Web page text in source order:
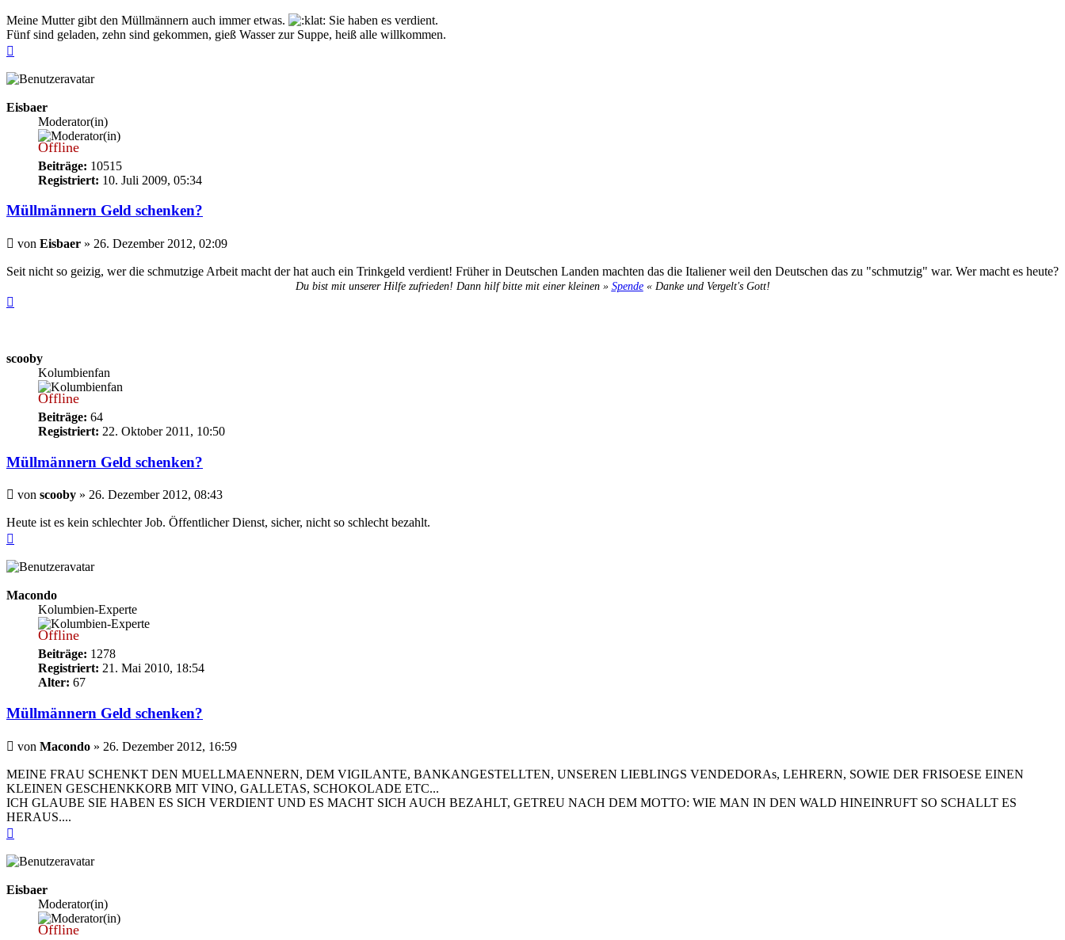
Meine Mutter gibt den Müllmännern auch immer etwas.
Sie haben es verdient.
Fünf sind geladen, zehn sind gekommen, gieß Wasser zur Suppe, heiß alle willkommen.
Eisbaer
Moderator(in)
Offline
Beiträge: 10515
Registriert: 10. Juli 2009, 05:34
Müllmännern Geld schenken?
Beitrag
von Eisbaer » 26. Dezember 2012, 02:09
Seit nicht so geizig, wer die schmutzige Arbeit macht der hat auch ein Trinkgeld verdient! Früher in Deutschen Landen machten das die Italiener weil den Deutschen das zu "schmutzig" war. Wer macht es heute?
Du bist mit unserer Hilfe zufrieden! Dann hilf bitte mit einer kleinen » Spende« Danke und Vergelt's Gott!
scooby
Kolumbienfan
Offline
Beiträge: 64
Registriert: 22. Oktober 2011, 10:50
Müllmännern Geld schenken?
Beitrag
von scooby » 26. Dezember 2012, 08:43
Heute ist es kein schlechter Job. Öffentlicher Dienst, sicher, nicht so schlecht bezahlt.
Macondo
Kolumbien-Experte
Offline
Beiträge: 1278
Registriert: 21. Mai 2010, 18:54
Alter: 67
Müllmännern Geld schenken?
Beitrag
von Macondo » 26. Dezember 2012, 16:59
MEINE FRAU SCHENKT DEN MUELLMAENNERN, DEM VIGILANTE, BANKANGESTELLTEN, UNSEREN LIEBLINGS VENDEDORAs, LEHRERN, SOWIE DER FRISOESE EINEN
KLEINEN GESCHENKKORB MIT VINO, GALLETAS, SCHOKOLADE ETC...
ICH GLAUBE SIE HABEN ES SICH VERDIENT UND ES MACHT SICH AUCH BEZAHLT, GETREU NACH DEM MOTTO: WIE MAN IN DEN WALD HINEINRUFT SO SCHALLT ES
HERAUS....
Eisbaer
Moderator(in)
Offline